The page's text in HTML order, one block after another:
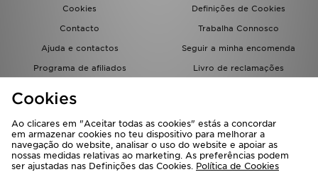
Cookies
Definições de Cookies
Contacto
Trabalha Connosco
Ajuda e contactos
Seguir a minha encomenda
Programa de afiliados
Livro de reclamações
Cookies
Ao clicares em "Aceitar todas as cookies" estás a concordar
em armazenar cookies no teu dispositivo para melhorar a
navegação do website, analisar o uso do website e apoiar as
nossas medidas relativas ao marketing. As preferências podem
ser ajustadas nas Definições das Cookies. Política de Cookies